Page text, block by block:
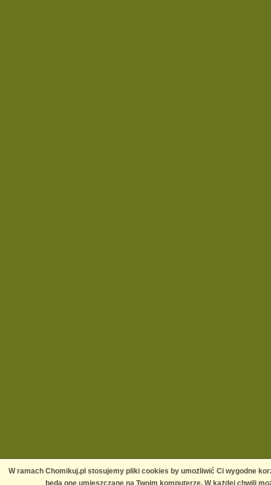
W ramach Chomikuj.pl stosujemy pliki cookies by umożliwić Ci wygodne
będą one umieszczane na Twoim komputerze. W każdej chwili